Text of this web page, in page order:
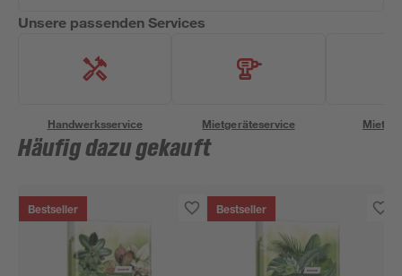
Unsere passenden Services
Handwerksservice Mietgeräteservice
Häufig dazu gekauft
Bestseller Bestseller